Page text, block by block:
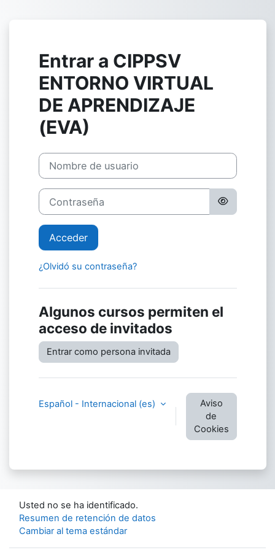
Entrar a CIPPSV
ENTORNO VIRTUAL
DE APRENDIZAJE
(EVA)
Nombre de usuario
Contraseña
Acceder
¿Olvidó su contraseña?
Algunos cursos permiten el
acceso de invitados
Entrar como persona invitada
Español - Internacional ‎(es)‎
Aviso
de
Cookies
Usted no se ha identificado.
Resumen de retención de datos
Cambiar al tema estándar